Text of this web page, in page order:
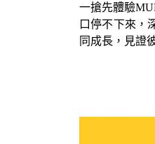
一搶先體驗
口停不下來，
同成長，見證